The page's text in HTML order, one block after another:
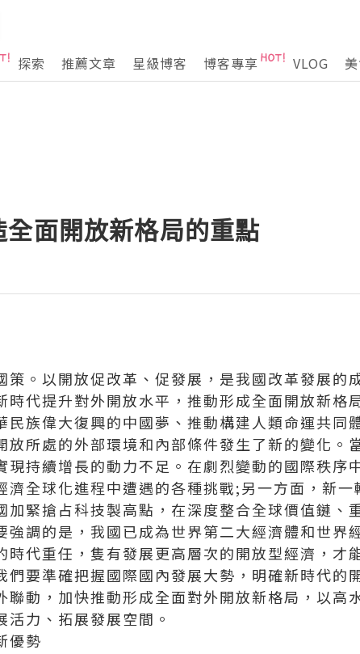
探索 推薦文章 星級博客 博客專享 VLOG
面開放新格局的重點
策。以開放促改革、促發展，是我國改革發展的
時代提升對外開放水平，推動形成全面開放新
族偉大復興的中國夢、推動構建人類命運共同
放所處的外部環境和內部條件發生了新的變化。
現持續增長的動力不足。在劇烈變動的國際秩序
濟全球化進程中遭遇的各種挑戰;另一方面，新
加緊搶占科技製高點，在深度整合全球價值鏈、
強調的是，我國已成為世界第二大經濟體和世界
時代重任，隻有發展更高層次的開放型經濟，才
們要準確把握國際國內發展大勢，明確新時代的
聯動，加快推動形成全面對外開放新格局，以高
力、拓展發展空間。
優勢